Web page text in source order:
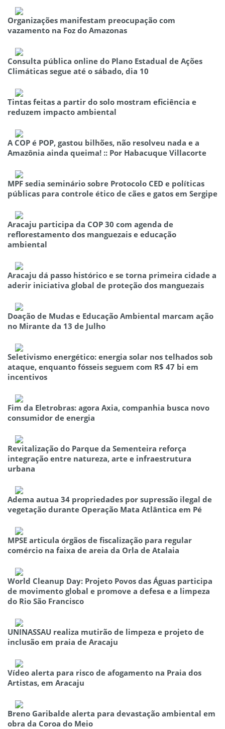
Organizações manifestam preocupação com
vazamento na Foz do Amazonas
Consulta pública online do Plano Estadual de Ações
Climáticas segue até o sábado, dia 10
Tintas feitas a partir do solo mostram eficiência e
reduzem impacto ambiental
A COP é POP, gastou bilhões, não resolveu nada e a
Amazônia ainda queima! :: Por Habacuque Villacorte
MPF sedia seminário sobre Protocolo CED e políticas
públicas para controle ético de cães e gatos em Sergipe
Aracaju participa da COP 30 com agenda de
reflorestamento dos manguezais e educação
ambiental
Aracaju dá passo histórico e se torna primeira cidade a
aderir iniciativa global de proteção dos manguezais
Doação de Mudas e Educação Ambiental marcam ação
no Mirante da 13 de Julho
Seletivismo energético: energia solar nos telhados sob
ataque, enquanto fósseis seguem com R$ 47 bi em
incentivos
Fim da Eletrobras: agora Axia, companhia busca novo
consumidor de energia
Revitalização do Parque da Sementeira reforça
integração entre natureza, arte e infraestrutura
urbana
Adema autua 34 propriedades por supressão ilegal de
vegetação durante Operação Mata Atlântica em Pé
MPSE articula órgãos de fiscalização para regular
comércio na faixa de areia da Orla de Atalaia
World Cleanup Day: Projeto Povos das Águas participa
de movimento global e promove a defesa e a limpeza
do Rio São Francisco
UNINASSAU realiza mutirão de limpeza e projeto de
inclusão em praia de Aracaju
Vídeo alerta para risco de afogamento na Praia dos
Artistas, em Aracaju
Breno Garibalde alerta para devastação ambiental em
obra da Coroa do Meio